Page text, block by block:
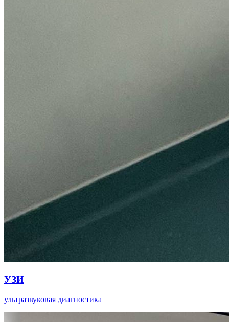
УЗИ
ультразвуковая диагностика